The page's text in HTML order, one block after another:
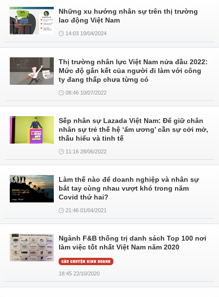
Những xu hướng nhân sự trên thị trường
lao động Việt Nam
14:03 19/04/2024
Thị trường nhân lực Việt Nam nửa đầu 2022:
Mức độ gắn kết của người đi làm với công
ty đang thấp chưa từng có
08:46 10/07/2022
Sếp nhân sự Lazada Việt Nam: Để giữ chân
nhân sự trẻ thế hệ ‘ẩm ương’ cần sự cởi mở,
thấu hiểu và tinh tế
11:16 28/06/2022
Làm thế nào để doanh nghiệp và nhân sự
bắt tay cùng nhau vượt khó trong năm
Covid thứ hai?
21:46 01/04/2021
Ngành F&B thống trị danh sách Top 100 nơi
làm việc tốt nhất Việt Nam năm 2020
18:45 22/10/2020